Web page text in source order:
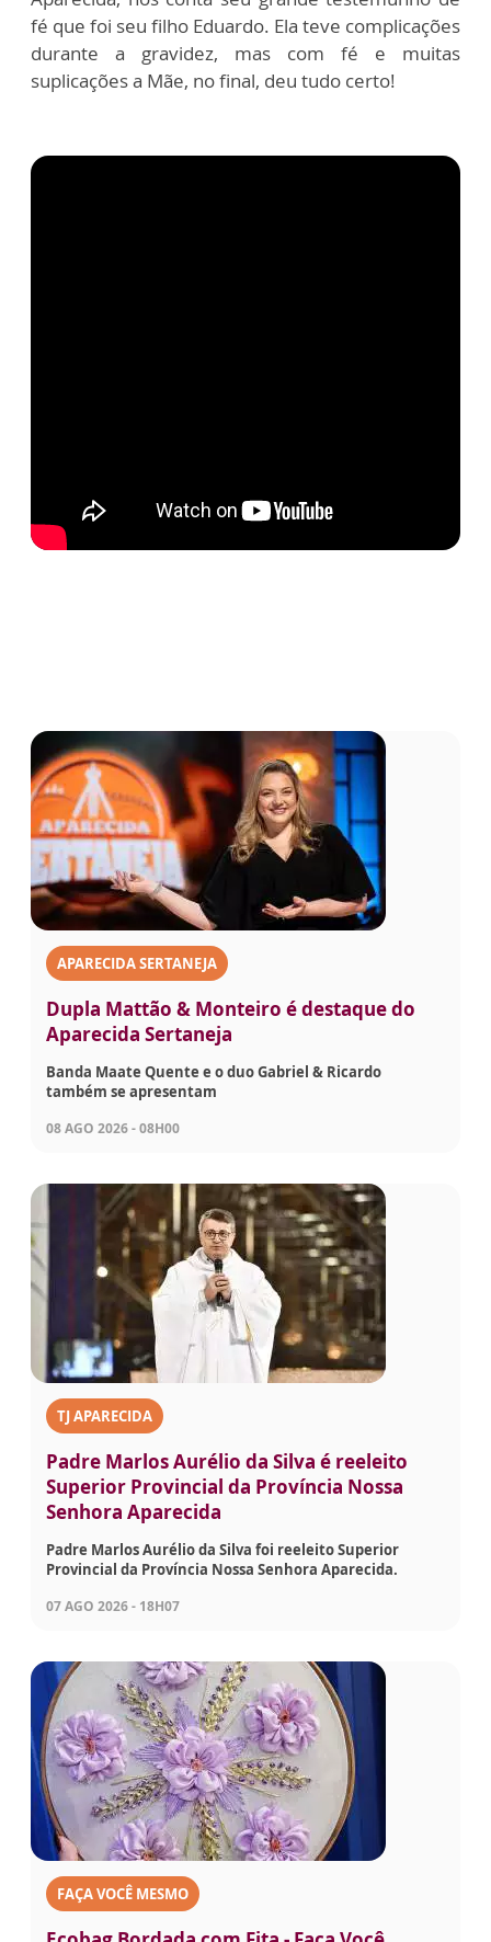
fé que foi seu filho Eduardo. Ela teve complicações
durante a gravidez, mas com fé e muitas
suplicações a Mãe, no final, deu tudo certo!
APARECIDA SERTANEJA
Dupla Mattão & Monteiro é destaque do
Aparecida Sertaneja
Banda Maate Quente e o duo Gabriel & Ricardo
também se apresentam
08 AGO 2026 - 08H00
TJ APARECIDA
Padre Marlos Aurélio da Silva é reeleito
Superior Provincial da Província Nossa
Senhora Aparecida
Padre Marlos Aurélio da Silva foi reeleito Superior
Provincial da Província Nossa Senhora Aparecida.
07 AGO 2026 - 18H07
FAÇA VOCÊ MESMO